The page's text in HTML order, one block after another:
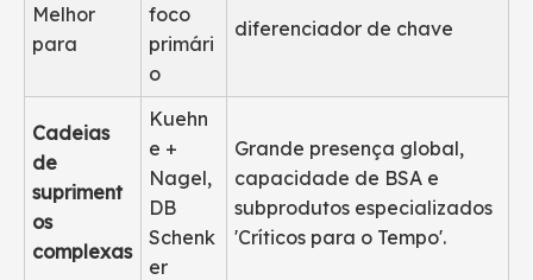
Melhor
para
foco
primári
o
diferenciador de chave
Cadeias
de
supriment
os
complexas
Kuehn
e +
Nagel,
DB
Schenk
er
Grande presença global,
capacidade de BSA e
subprodutos especializados
'Críticos para o Tempo'.